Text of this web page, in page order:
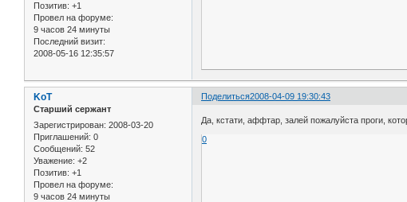
Позитив: +1
Провел на форуме:
9 часов 24 минуты
Последний визит:
2008-05-16 12:35:57
Поделиться2008-04-09 19:30:43
KoT
Старший сержант
Зарегистрирован: 2008-03-20
Приглашений: 0
Сообщений: 52
Уважение: +2
Позитив: +1
Провел на форуме:
9 часов 24 минуты
Да, кстати, аффтар, залей пожалуйста проги,
0